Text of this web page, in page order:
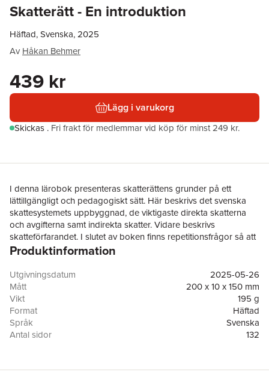
Skatterätt - En introduktion
Häftad, Svenska, 2025
Av Håkan Behmer
439 kr
Lägg i varukorg
Skickas . Fri frakt för medlemmar vid köp för minst 249 kr.
I denna lärobok presenteras skatterättens grunder på ett
lättillgängligt och pedagogiskt sätt. Här beskrivs det svenska
skattesystemets uppbyggnad, de viktigaste direkta skatterna
och avgifterna samt indirekta skatter. Vidare beskrivs
skatteförfarandet. I slutet av boken finns repetitionsfrågor så att
läsaren kan testa sin egen inlärning.
Boken är skriven utifrån hur beskattningen är beskattningsåret
2025. Den passar till handelsrättsliga och juridiska grundkurser,
men boken kan med fördel användas av var och en som i sitt
arbete eller för sin allmänbildning vill sätta sig in i den svenska
skatterättens grunder.
Produktinformation
Utgivningsdatum
2025-05-26
Mått
200 x 10 x 150 mm
Vikt
195 g
Format
Häftad
Språk
Svenska
Antal sidor
132
ISBN
9789144195568